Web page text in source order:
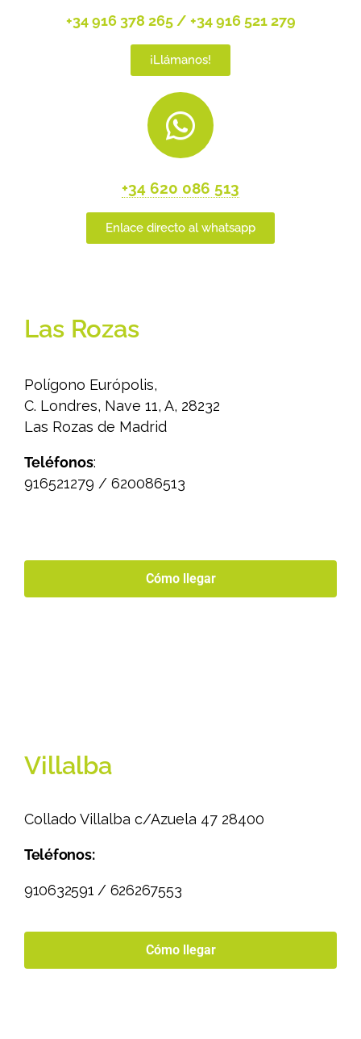
+34 916 378 265 / +34 916 521 279
¡Llámanos!
+34 620 086 513
Enlace directo al whatsapp
Las Rozas
Polígono Európolis,
C. Londres, Nave 11, A, 28232
Las Rozas de Madrid
Teléfonos:
916521279 / 620086513
Cómo llegar
Villalba
Collado Villalba c/Azuela 47 28400
Teléfonos:
910632591 / 626267553
Cómo llegar